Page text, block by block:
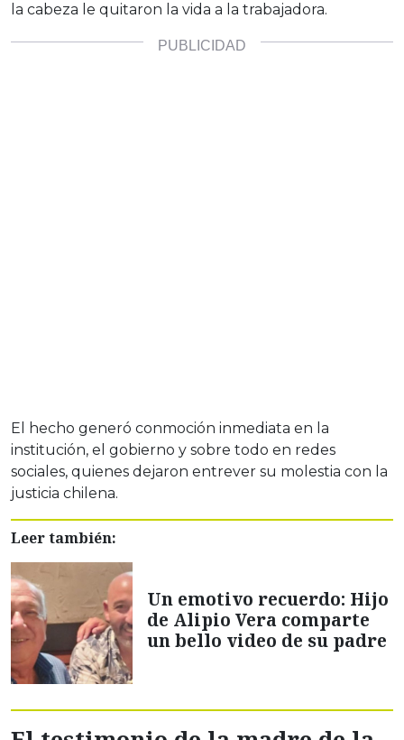
la cabeza le quitaron la vida a la trabajadora.
El hecho generó conmoción inmediata en la
institución, el gobierno y sobre todo en redes
sociales, quienes dejaron entrever su molestia con la
justicia chilena.
Leer también:
Un emotivo recuerdo: Hijo
de Alipio Vera comparte
un bello video de su padre